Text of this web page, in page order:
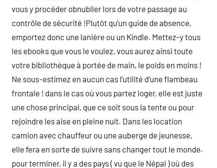
vous y procéder obnubiler lors de votre passage au
contrôle de sécurité !Plutôt qu’un guide de absence,
emportez donc une lanière ou un Kindle. Mettez-y tous
les ebooks que vous le voulez, vous aurez ainsi toute
votre bibliothèque à portée de main, le poids en moins !
Ne sous-estimez en aucun cas l’utilité d’une flambeau
frontale ! dans le cas où vous partez loger, elle est juste
une chose principal, que ce soit sous la tente ou pour
rejoindre les aise en pleine nuit. Dans les location
camion avec chauffeur ou une auberge de jeunesse,
elle fera en sorte de suivre sans changer tout le monde.
pour terminer, il y a des pays ( vu que le Népal ) où des